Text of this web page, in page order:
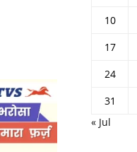
10
17
24
31
« Jul